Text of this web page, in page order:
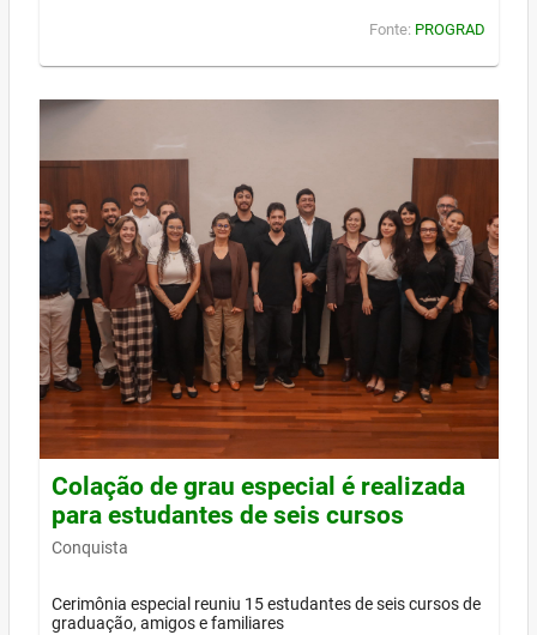
Fonte: PROGRAD
Colação de grau especial é realizada
para estudantes de seis cursos
Conquista
Cerimônia especial reuniu 15 estudantes de seis cursos de
graduação, amigos e familiares